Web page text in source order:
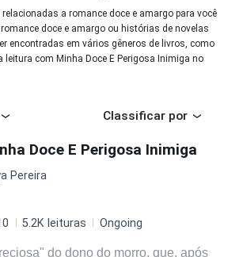
a romance doce e amargo para você
romance doce e amargo ou histórias de novelas
encontradas em vários gêneros de livros, como
leitura com Minha Doce E Perigosa Inimiga no
Classificar por
Doce E Perigosa Inimiga
Pereira
5.2K leituras Ongoing
do dono do morro, que, após